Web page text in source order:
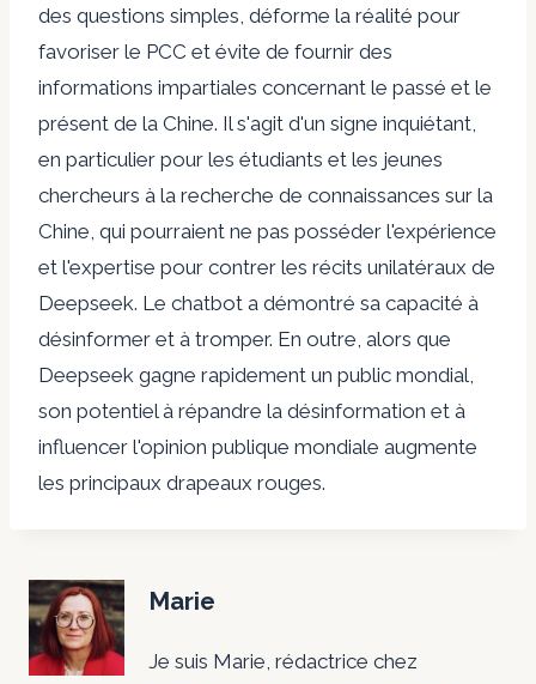
des questions simples, déforme la réalité pour
favoriser le PCC et évite de fournir des
informations impartiales concernant le passé et le
présent de la Chine. Il s'agit d'un signe inquiétant,
en particulier pour les étudiants et les jeunes
chercheurs à la recherche de connaissances sur la
Chine, qui pourraient ne pas posséder l'expérience
et l'expertise pour contrer les récits unilatéraux de
Deepseek. Le chatbot a démontré sa capacité à
désinformer et à tromper. En outre, alors que
Deepseek gagne rapidement un public mondial,
son potentiel à répandre la désinformation et à
influencer l'opinion publique mondiale augmente
les principaux drapeaux rouges.
Marie
Je suis Marie, rédactrice chez